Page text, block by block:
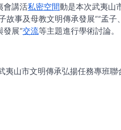
會講活私密空間動是本次武夷山
故事及母教文明傳承發展”“孟
發展”交流等主題進行學術討論。
山市文明傳承弘揚任務專班聯